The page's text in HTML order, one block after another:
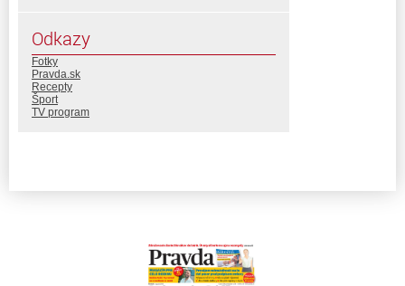
Odkazy
Fotky
Pravda.sk
Recepty
Šport
TV program